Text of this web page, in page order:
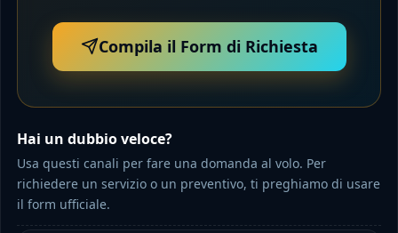
Compila il Form di Richiesta
Hai un dubbio veloce?
Usa questi canali per fare una domanda al volo. Per
richiedere un servizio o un preventivo, ti preghiamo di usare
il form ufficiale.